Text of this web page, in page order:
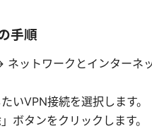
手順
ネットワークとインターネ
いVPN接続を選択します。
」ボタンをクリックします。